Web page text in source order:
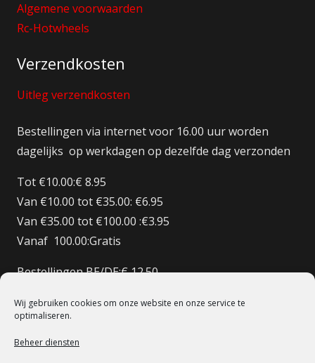
Wij gebruiken cookies om onze website en onze service te
optimaliseren.
Beheer diensten
Algemene voorwaarden
Rc-Hotwheels
Verzendkosten
Uitleg verzendkosten
Bestellingen via internet voor 16.00 uur worden
dagelijks op werkdagen op dezelfde dag verzonden
Tot €10.00:€ 8.95
Van €10.00 tot €35.00: €6.95
Van €35.00 tot €100.00 :€3.95
Vanaf 100.00:Gratis
Bestellingen BE/DE:€ 12.50
Bestellingen FR:€15.00
© 1998 – 2022 De Heilige Koe Deventer.